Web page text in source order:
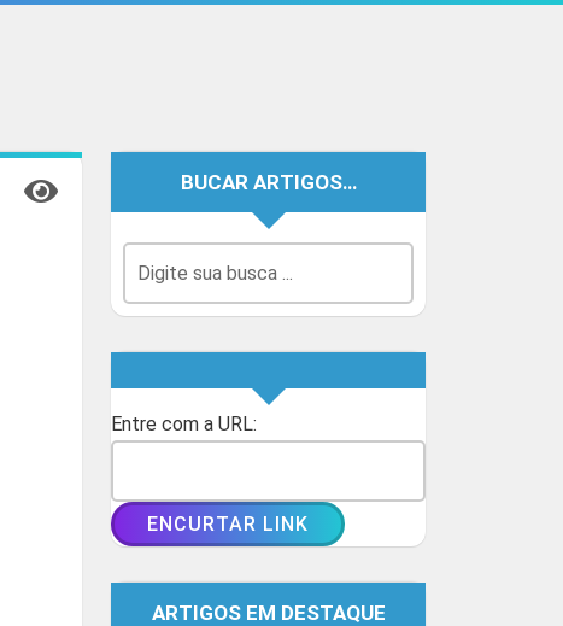
BUCAR ARTIGOS…
Entre com a URL:
ARTIGOS EM DESTAQUE